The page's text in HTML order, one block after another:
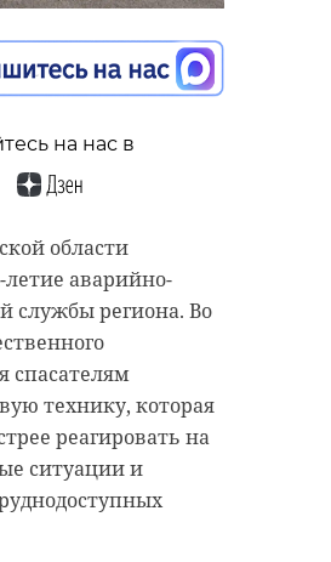
на нас в
области
аварийно-
службы региона. Во
спасателям
технику, которая
реагировать на
ситуации и
на нас в
в Кингисеппском
долг по зарплате
1,1 млн рублей и
сотрудникам ее в
срок. В дело
приставы,
России по
области.
исполнительное
но после того, как
на нас в
университете
стол,
профилактике
На встрече
органов,
и ученые
сделать защиту
Петербурга и